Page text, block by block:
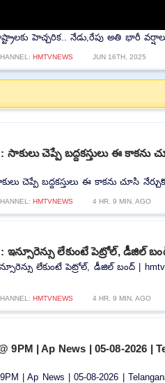
హెచ్చరిక.. నేడు,రేపు అతి భారీ
HMTVNEWS JUN 16TH, 2025
సాకులు చెప్పే బద్దకస్తులు ఈ కాకను
చెప్పే బద్దకస్తులు ఈ కాకను చూసి
HMTVNEWS 4 HR. 9 MIN. AGO
ఇన్సూరెన్సు లేకుంటే పెట్రోల్, డీజిల్
లేకుంటే పెట్రోల్, డీజిల్ బంద్ |
HMTVNEWS 4 HR. 9 MIN. AGO
9PM | Ap News | 05-08-2026 |
| Ap News | 05-08-2026 |